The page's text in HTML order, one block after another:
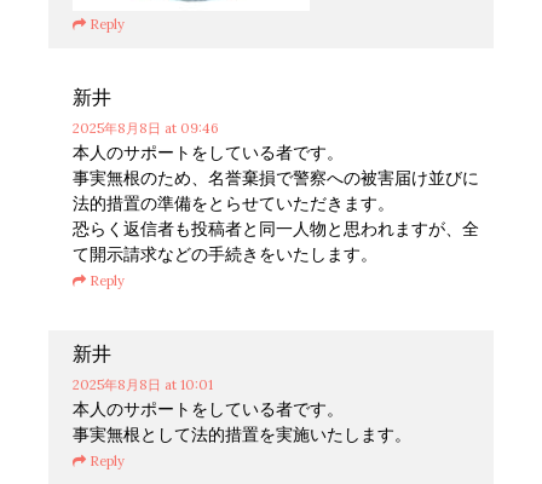
Reply
新井
2025年8月8日 at 09:46
本人のサポートをしている者です。
事実無根のため、名誉棄損で警察への被害届け並びに
法的措置の準備をとらせていただきます。
恐らく返信者も投稿者と同一人物と思われますが、全
て開示請求などの手続きをいたします。
Reply
新井
2025年8月8日 at 10:01
本人のサポートをしている者です。
事実無根として法的措置を実施いたします。
Reply